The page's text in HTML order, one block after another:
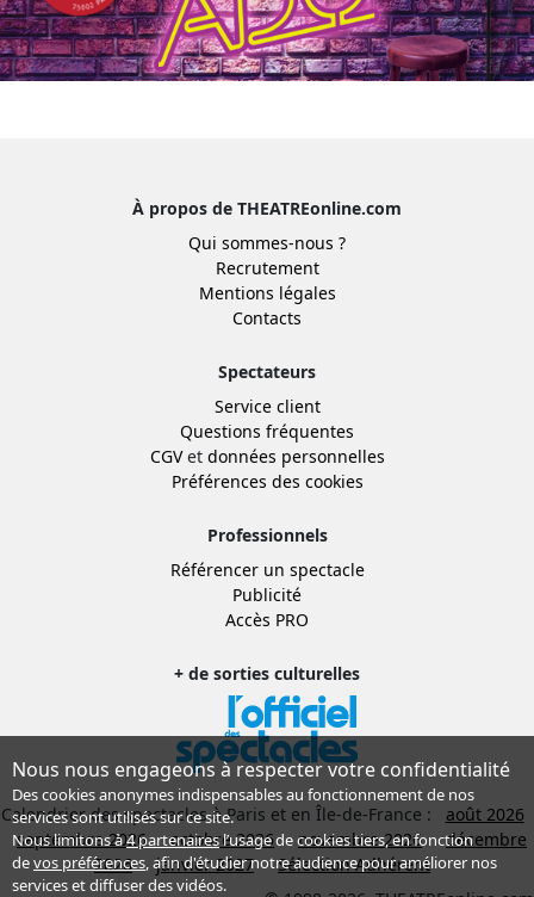
À propos de THEATREonline.com
Qui sommes-nous ?
Recrutement
Mentions légales
Contacts
Spectateurs
Service client
Questions fréquentes
CGVet données personnelles
Préférences des cookies
Professionnels
Référencer un spectacle
Publicité
Accès PRO
+ de sorties culturelles
Calendrier des spectacles à Paris et en Île-de-France :
août 2026
septembre 2026
octobre 2026 novembre 2026
décembre
2026
janvier 2027
Sélection Adhérent
Nous nous engageons à respecter votre confidentialité
Des cookies anonymes indispensables au fonctionnement de nos
services sont utilisés sur ce site.
Nous limitons à4 partenairesl’usage de cookies tiers, en fonction
devos préférences, afin d'étudier notre audience pour améliorer nos
services et diffuser des vidéos.